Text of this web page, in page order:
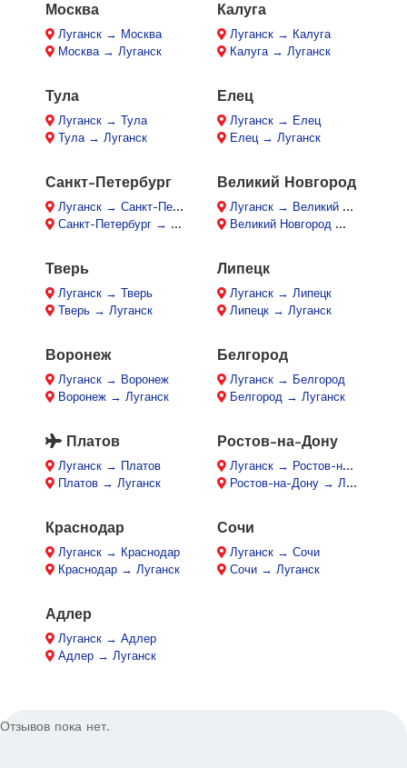
Москва
Луганск → Москва
Москва → Луганск
Калуга
Луганск → Калуга
Калуга → Луганск
Тула
Луганск → Тула
Тула → Луганск
Елец
Луганск → Елец
Елец → Луганск
Санкт-Петербург
Луганск → Санкт-Петербург
Санкт-Петербург → Луганск
Великий Новгород
Луганск → Великий Новгород
Великий Новгород → Луганск
Тверь
Луганск → Тверь
Тверь → Луганск
Липецк
Луганск → Липецк
Липецк → Луганск
Воронеж
Луганск → Воронеж
Воронеж → Луганск
Белгород
Луганск → Белгород
Белгород → Луганск
Платов
Луганск → Платов
Платов → Луганск
Ростов-на-Дону
Луганск → Ростов-на-Дону
Ростов-на-Дону → Луганск
Краснодар
Луганск → Краснодар
Краснодар → Луганск
Сочи
Луганск → Сочи
Сочи → Луганск
Адлер
Луганск → Адлер
Адлер → Луганск
Отзывов пока нет.